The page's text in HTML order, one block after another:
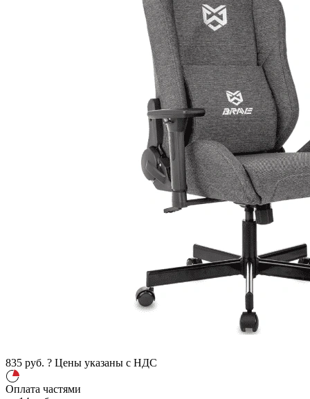
835 руб. ? Цены указаны с НДС
Оплата частями